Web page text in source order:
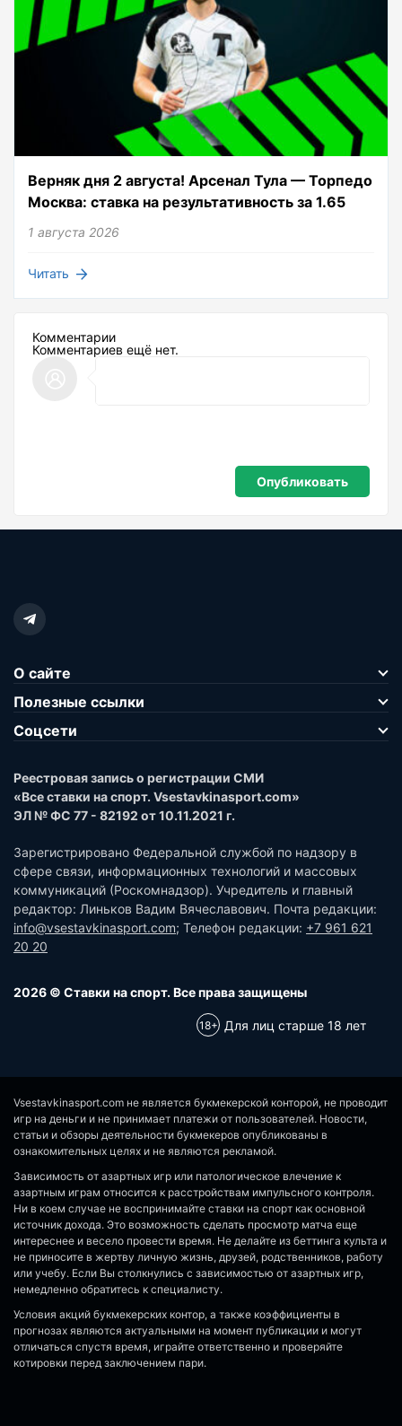
Верняк дня 2 августа! Арсенал Тула — Торпедо
Москва: ставка на результативность за 1.65
1 августа 2026
Читать
Комментарии
Комментариев ещё нет.
О сайте
Полезные ссылки
Соцсети
Реестровая запись о регистрации СМИ
«Все ставки на спорт. Vsestavkinasport.com»
ЭЛ № ФС 77 - 82192 от 10.11.2021 г.
Зарегистрировано Федеральной службой по надзору в
сфере связи, информационных технологий и массовых
коммуникаций (Роскомнадзор). Учредитель и главный
редактор: Линьков Вадим Вячеславович. Почта редакции:
info@vsestavkinasport.com; Телефон редакции: +7 961 621
20 20
2026 © Ставки на спорт. Все права защищены
Для лиц старше 18 лет
Vsestavkinasport.com не является букмекерской конторой, не проводит
игр на деньги и не принимает платежи от пользователей. Новости,
статьи и обзоры деятельности букмекеров опубликованы в
ознакомительных целях и не являются рекламой.
Зависимость от азартных игр или патологическое влечение к
азартным играм относится к расстройствам импульсного контроля.
Ни в коем случае не воспринимайте ставки на спорт как основной
источник дохода. Это возможность сделать просмотр матча еще
интереснее и весело провести время. Не делайте из беттинга культа и
не приносите в жертву личную жизнь, друзей, родственников, работу
или учебу. Если Вы столкнулись с зависимостью от азартных игр,
немедленно обратитесь к специалисту.
Условия акций букмекерских контор, а также коэффициенты в
прогнозах являются актуальными на момент публикации и могут
отличаться спустя время, играйте ответственно и проверяйте
котировки перед заключением пари.